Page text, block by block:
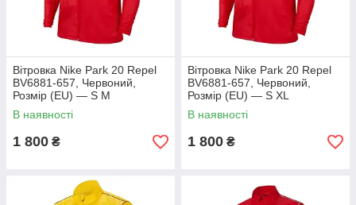
Вітровка Nike Park 20 Repel
BV6881-657, Червоний,
Розмір (EU) — S M
В наявності
1 800 ₴
Вітровка Nike Park 20 Repel
BV6881-657, Червоний,
Розмір (EU) — S XL
В наявності
1 800 ₴